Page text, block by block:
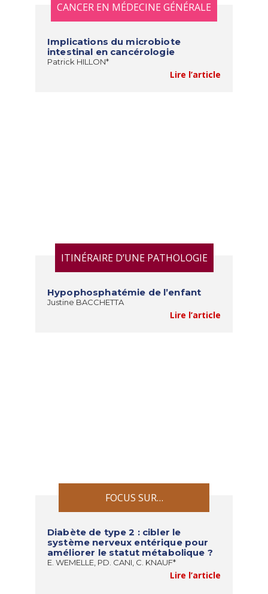
CANCER EN MÉDECINE GÉNÉRALE
Implications du microbiote
intestinal en cancérologie
Patrick HILLON*
Lire l’article
ITINÉRAIRE D’UNE PATHOLOGIE
Hypophosphatémie de l’enfant
Justine BACCHETTA
Lire l’article
FOCUS SUR…
Diabète de type 2 : cibler le
système nerveux entérique pour
améliorer le statut métabolique ?
E. WEMELLE, PD. CANI, C. KNAUF*
Lire l’article